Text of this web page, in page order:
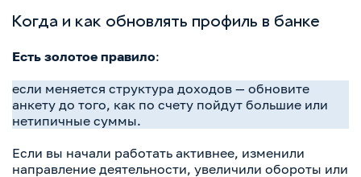
Когда и как обновлять профиль в банке
Есть золотое правило:
если меняется структура доходов — обновите
анкету до того, как по счету пойдут большие или
нетипичные суммы.
Если вы начали работать активнее, изменили
направление деятельности, увеличили обороты или